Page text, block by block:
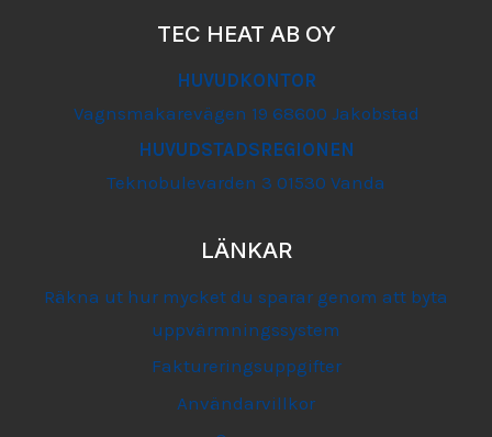
TEC HEAT AB OY
HUVUDKONTOR
Vagnsmakarevägen 19 68600 Jakobstad
HUVUDSTADSREGIONEN
Teknobulevarden 3 01530 Vanda
LÄNKAR
Räkna ut hur mycket du sparar genom att byta
uppvärmningssystem
Faktureringsuppgifter
Användarvillkor